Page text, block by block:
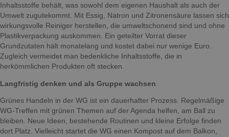
Inhaltsstoffe behält, was sowohl dem eigenen Haushalt als auch der
Umwelt zugutekommt. Mit Essig, Natron und Zitronensäure lassen sich
wirkungsvolle Reiniger herstellen, die umweltschonend sind und ohne
Plastikverpackung auskommen. Ein geteilter Vorrat dieser
Grundzutaten hält monatelang und kostet dabei nur wenige Euro.
Zugleich vermeidet man bedenkliche Inhaltsstoffe, die in
herkömmlichen Produkten oft stecken.
Langfristig denken und als Gruppe wachsen
Grünes Handeln in der WG ist ein dauerhafter Prozess. Regelmäßige
WG-Treffen mit grünen Themen auf der Agenda helfen, am Ball zu
bleiben. Neue Ideen, bestehende Routinen und kleine Erfolge finden
dort Platz. Vielleicht startet die WG einen Kompost auf dem Balkon,